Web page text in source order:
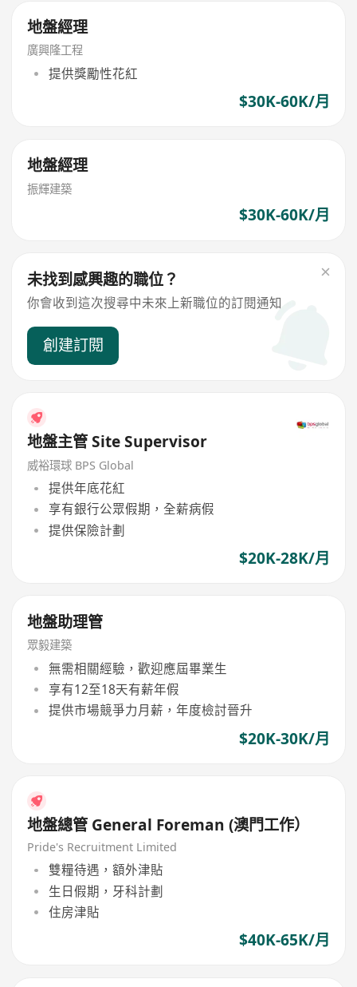
地盤經理
廣興隆工程
提供獎勵性花紅
$30K-60K/月
地盤經理
振輝建築
$30K-60K/月
未找到感興趣的職位？
你會收到這次搜尋中未來上新職位的訂閱通知
創建訂閱
地盤主管 Site Supervisor
威裕環球 BPS Global
提供年底花紅
享有銀行公眾假期，全薪病假
提供保險計劃
$20K-28K/月
地盤助理管
眾毅建築
無需相關經驗，歡迎應屆畢業生
享有12至18天有薪年假
提供市場競爭力月薪，年度檢討晉升
$20K-30K/月
地盤總管 General Foreman (澳門工作）
Pride's Recruitment Limited
雙糧待遇，額外津貼
生日假期，牙科計劃
住房津貼
$40K-65K/月